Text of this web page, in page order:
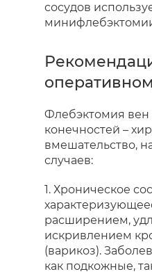
сосудов
Флебэктомия
конечностей –
вмешательство,
случаев:
1. Хроническое
расширением,
искривлением
(варикоз).
как подкожные,